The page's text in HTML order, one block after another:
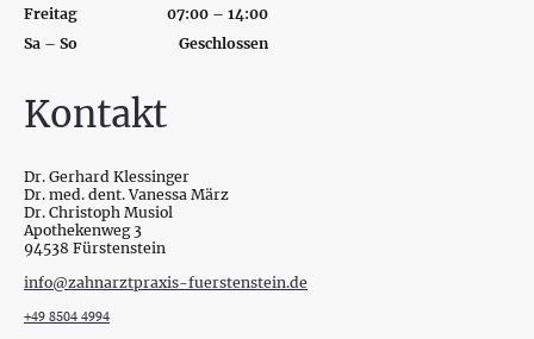
Freitag
07:00 – 14:00
Sa – So
Geschlossen
Kontakt
Dr. Gerhard Klessinger
Dr. med. dent. Vanessa März
Dr. Christoph Musiol
Apothekenweg 3
94538 Fürstenstein
info@zahnarztpraxis-fuerstenstein.de
+49 8504 4994